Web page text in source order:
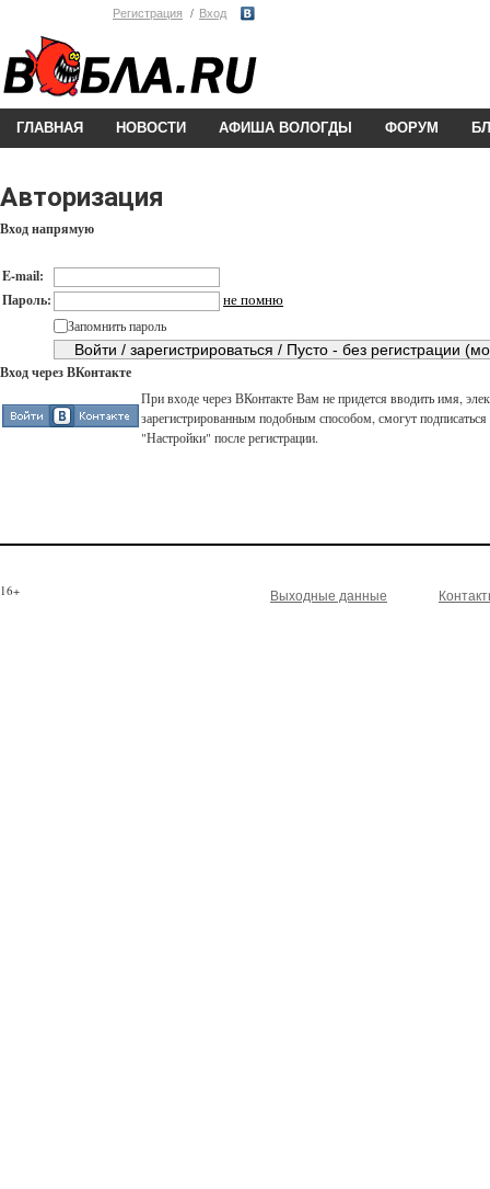
Регистрация Вход
ГЛАВНАЯ НОВОСТИ АФИША ВОЛОГДЫ ФОРУМ
Авторизация
Вход напрямую
E-mail:
Пароль:
не помню
Запомнить пароль
Вход через ВКонтакте
При входе через ВКонтакте Вам не придется вводить имя,
зарегистрированным подобным способом, смогут
"Настройки" после регистрации.
16+ Выходные данные